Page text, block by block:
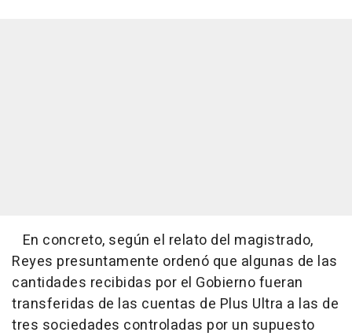
En concreto, según el relato del magistrado,
Reyes presuntamente ordenó que algunas de las
cantidades recibidas por el Gobierno fueran
transferidas de las cuentas de Plus Ultra a las de
tres sociedades controladas por un supuesto